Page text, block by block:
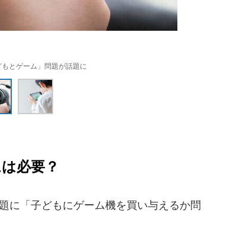
とゲーム」問題が話題に
必要？
に「子どもにゲーム機を買い与えるか問